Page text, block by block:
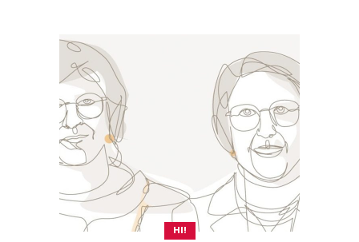
HI!